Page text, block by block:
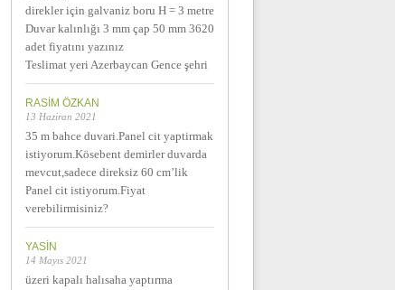
direkler için galvaniz boru H = 3 metre
Duvar kalınlığı 3 mm çap 50 mm 3620
adet fiyatını yazınız
Teslimat yeri Azerbaycan Gence şehri
RASIM ÖZKAN
13 Haziran 2021
35 m bahce duvari.Panel cit yaptirmak
istiyorum.Kösebent demirler duvarda
mevcut,sadece direksiz 60 cm’lik
Panel cit istiyorum.Fiyat
verebilirmisiniz?
YASIN
14 Mayıs 2021
üzeri kapalı halısaha yaptırma